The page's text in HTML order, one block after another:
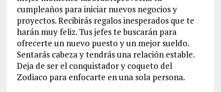
cumpleaños para iniciar nuevos negocios y
proyectos. Recibirás regalos inesperados que te
harán muy feliz. Tus jefes te buscarán para
ofrecerte un nuevo puesto y un mejor sueldo.
Sentarás cabeza y tendrás una relación estable.
Deja de ser el conquistador y coqueto del
Zodiaco para enfocarte en una sola persona.